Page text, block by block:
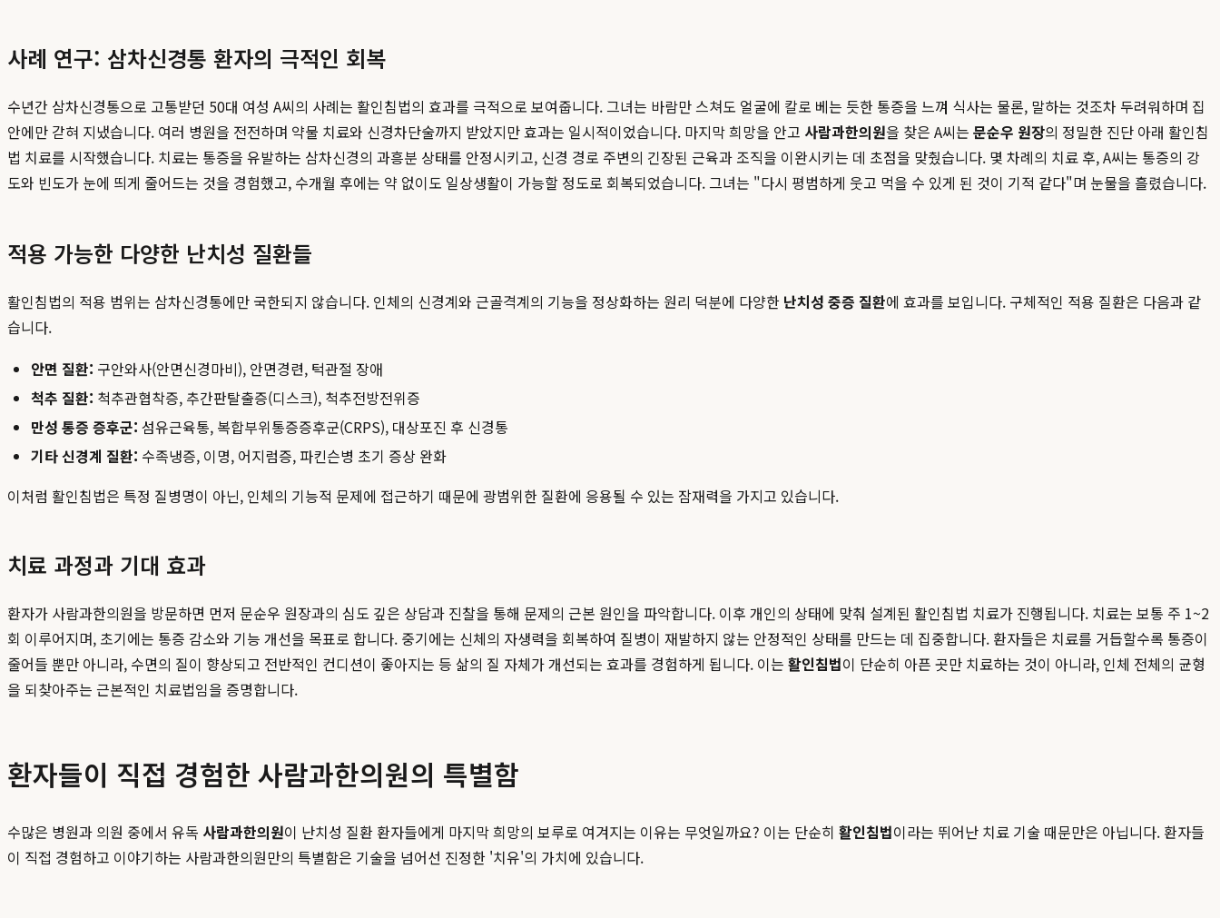
사례 연구: 삼차신경통 환자의 극적인 회복
수년간 삼차신경통으로 고통받던 50대 여성 A씨의 사례는 활인침법의 효과를 극적으로 보여줍니다. 그녀는 바람만 스쳐도 얼굴에 칼로 베는 듯한 통증을 느껴 식사는 물론, 말하는 것조차 두려워하며 집
안에만 갇혀 지냈습니다. 여러 병원을 전전하며 약물 치료와 신경차단술까지 받았지만 효과는 일시적이었습니다. 마지막 희망을 안고 사람과한의원을 찾은 A씨는 문순우 원장의 정밀한 진단 아래 활인침
법 치료를 시작했습니다. 치료는 통증을 유발하는 삼차신경의 과흥분 상태를 안정시키고, 신경 경로 주변의 긴장된 근육과 조직을 이완시키는 데 초점을 맞췄습니다. 몇 차례의 치료 후, A씨는 통증의 강
도와 빈도가 눈에 띄게 줄어드는 것을 경험했고, 수개월 후에는 약 없이도 일상생활이 가능할 정도로 회복되었습니다. 그녀는 "다시 평범하게 웃고 먹을 수 있게 된 것이 기적 같다"며 눈물을 흘렸습니다.
적용 가능한 다양한 난치성 질환들
활인침법의 적용 범위는 삼차신경통에만 국한되지 않습니다. 인체의 신경계와 근골격계의 기능을 정상화하는 원리 덕분에 다양한 난치성 중증 질환에 효과를 보입니다. 구체적인 적용 질환은 다음과 같
습니다.
안면 질환: 구안와사(안면신경마비), 안면경련, 턱관절 장애
척추 질환: 척추관협착증, 추간판탈출증(디스크), 척추전방전위증
만성 통증 증후군: 섬유근육통, 복합부위통증증후군(CRPS), 대상포진 후 신경통
기타 신경계 질환: 수족냉증, 이명, 어지럼증, 파킨슨병 초기 증상 완화
이처럼 활인침법은 특정 질병명이 아닌, 인체의 기능적 문제에 접근하기 때문에 광범위한 질환에 응용될 수 있는 잠재력을 가지고 있습니다.
치료 과정과 기대 효과
환자가 사람과한의원을 방문하면 먼저 문순우 원장과의 심도 깊은 상담과 진찰을 통해 문제의 근본 원인을 파악합니다. 이후 개인의 상태에 맞춰 설계된 활인침법 치료가 진행됩니다. 치료는 보통 주 1~2
회 이루어지며, 초기에는 통증 감소와 기능 개선을 목표로 합니다. 중기에는 신체의 자생력을 회복하여 질병이 재발하지 않는 안정적인 상태를 만드는 데 집중합니다. 환자들은 치료를 거듭할수록 통증이
줄어들 뿐만 아니라, 수면의 질이 향상되고 전반적인 컨디션이 좋아지는 등 삶의 질 자체가 개선되는 효과를 경험하게 됩니다. 이는 활인침법이 단순히 아픈 곳만 치료하는 것이 아니라, 인체 전체의 균형
을 되찾아주는 근본적인 치료법임을 증명합니다.
환자들이 직접 경험한 사람과한의원의 특별함
수많은 병원과 의원 중에서 유독 사람과한의원이 난치성 질환 환자들에게 마지막 희망의 보루로 여겨지는 이유는 무엇일까요? 이는 단순히 활인침법이라는 뛰어난 치료 기술 때문만은 아닙니다. 환자들
이 직접 경험하고 이야기하는 사람과한의원만의 특별함은 기술을 넘어선 진정한 '치유'의 가치에 있습니다.